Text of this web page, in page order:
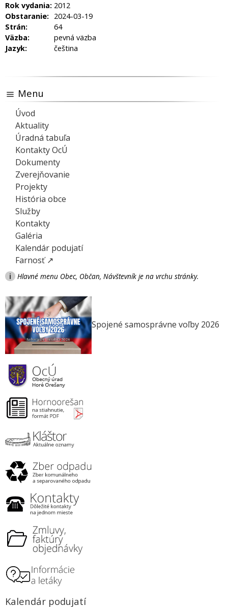
Rok vydania: 2012
Obstaranie: 2024-03-19
Strán:
64
Väzba:
pevná väzba
Jazyk:
čeština
Menu
Úvod
Aktuality
Úradná tabuľa
Kontakty OcÚ
Dokumenty
Zverejňovanie
Projekty
História obce
Služby
Kontakty
Galéria
Kalendár podujatí
Farnosť ↗
i Hlavné menu Obec, Občan, Návštevník je na vrchu stránky.
Spojené samosprávne voľby 2026
Kalendár podujatí